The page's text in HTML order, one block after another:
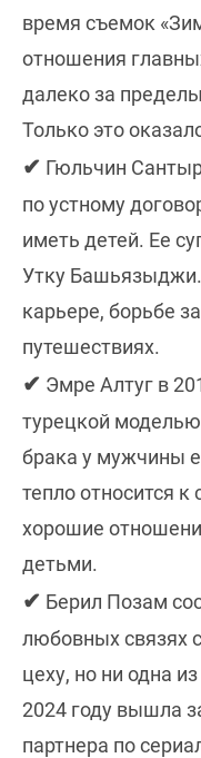
время съемок
отношения
далеко за
Только это
✔ Гюльчин
по устному
иметь детей. Ее
Утку
карьере, борьбе
путешествиях.
✔ Эмре Алтуг в
турецкой
брака у мужчины
тепло относится к
хорошие
детьми.
✔ Берил Позам
любовных связях
цеху, но ни одна
2024 году вышла
партнера по